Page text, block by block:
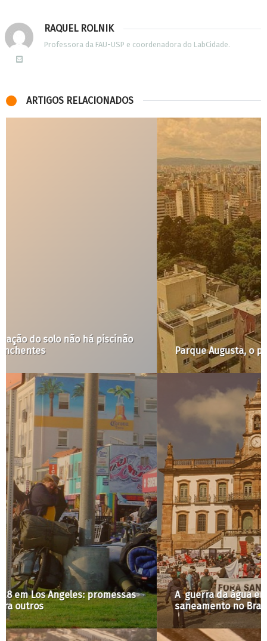
RAQUEL ROLNIK
Professora da FAU-USP e coordenadora do LabCidade.
ARTIGOS RELACIONADOS
Parque Augusta, o projeto é só o começo
A guerra da água em Ouro Preto e os desafios do
saneamento no Brasil